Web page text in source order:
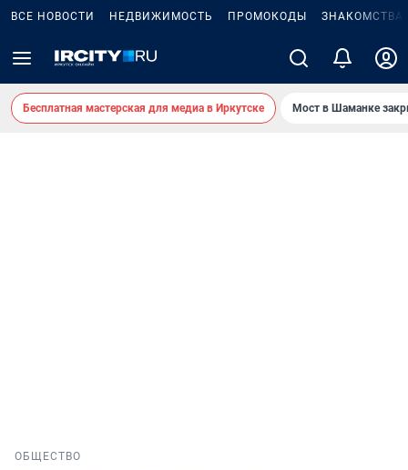
ВСЕ НОВОСТИ НЕДВИЖИМОСТЬ ПРОМОКОДЫ ЗНАКОМСТВА
Бесплатная мастерская для медиа в Иркутске Мост в Шаманке
ОБЩЕСТВО